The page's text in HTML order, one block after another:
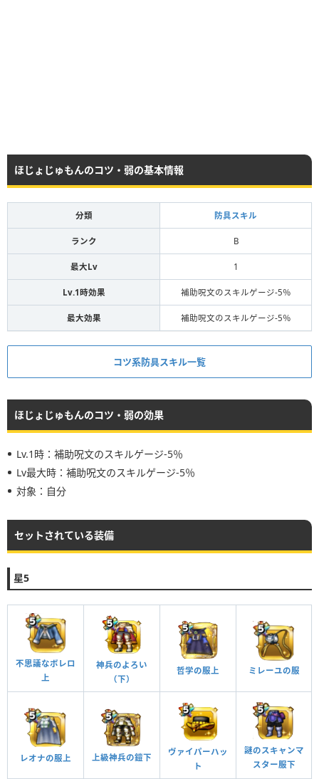
ほじょじゅもんのコツ・弱の基本情報
分類 防具スキル
ランク B
最大Lv 1
Lv.1時効果 補助呪文のスキルゲージ-5％
最大効果 補助呪文のスキルゲージ-5％
コツ系防具スキル一覧
ほじょじゅもんのコツ・弱の効果
Lv.1時：補助呪文のスキルゲージ-5％
Lv最大時：補助呪文のスキルゲージ-5％
対象：自分
セットされている装備
星5
不思議なボレロ
上
神兵のよろい
（下）
哲学の服上 ミレーユの服
レオナの服上 上級神兵の鎧下
ヴァイパーハッ
ト
謎のスキャンマ
スター服下